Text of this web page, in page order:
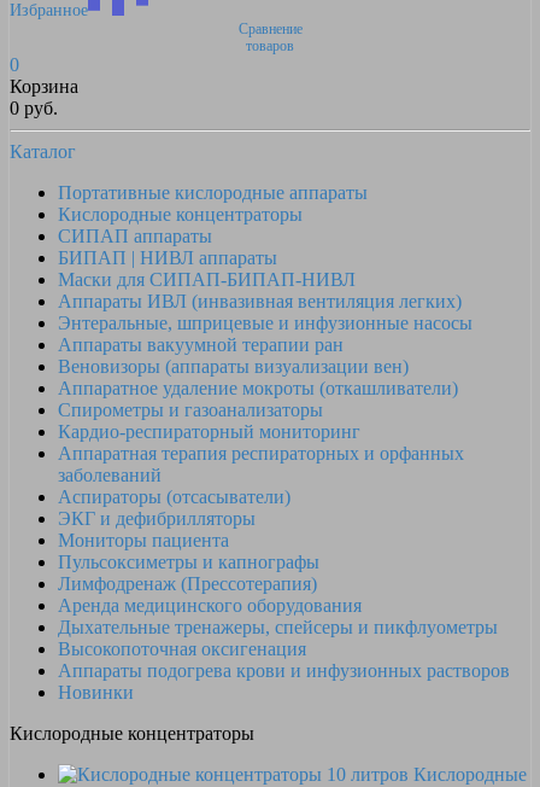
Избранное
Сравнение
товаров
0
Корзина
0 руб.
Каталог
Портативные кислородные аппараты
Кислородные концентраторы
СИПАП аппараты
БИПАП | НИВЛ аппараты
Маски для СИПАП-БИПАП-НИВЛ
Аппараты ИВЛ (инвазивная вентиляция легких)
Энтеральные, шприцевые и инфузионные насосы
Аппараты вакуумной терапии ран
Веновизоры (аппараты визуализации вен)
Аппаратное удаление мокроты (откашливатели)
Спирометры и газоанализаторы
Кардио-респираторный мониторинг
Аппаратная терапия респираторных и орфанных
заболеваний
Аспираторы (отсасыватели)
ЭКГ и дефибрилляторы
Мониторы пациента
Пульсоксиметры и капнографы
Лимфодренаж (Прессотерапия)
Аренда медицинского оборудования
Дыхательные тренажеры, спейсеры и пикфлуометры
Высокопоточная оксигенация
Аппараты подогрева крови и инфузионных растворов
Новинки
Кислородные концентраторы
Кислородные